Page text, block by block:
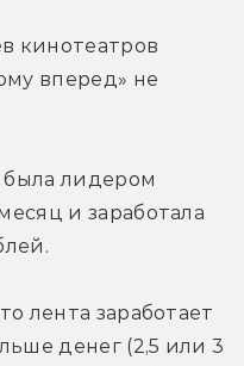
вперед» не
была лидером
и заработала
лента заработает
денег (2,5 или 3